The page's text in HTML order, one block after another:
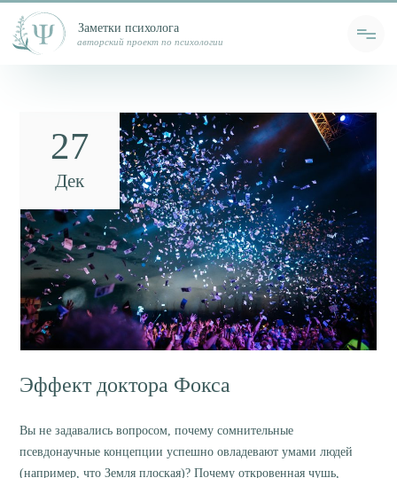
27
Дек
Эффект доктора Фокса
Вы не задавались вопросом, почему сомнительные
псевдонаучные концепции успешно овладевают умами людей
(например, что Земля плоская)? Почему откровенная чушь,
Заметки психолога
авторский проект по психологии